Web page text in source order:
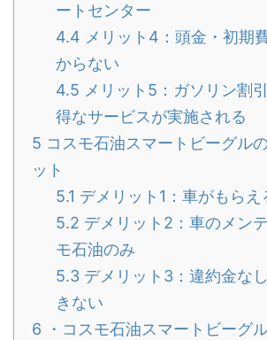
ートセンター
4.4 メリット4：頭金・初期
からない
4.5 メリット5：ガソリン割
得なサービスが実施される
5 コスモ石油スマートビーグル
ット
5.1 デメリット1：車がもら
5.2 デメリット2：車のメン
モ石油のみ
5.3 デメリット3：違約金な
きない
6 ・コスモ石油スマートビーグ